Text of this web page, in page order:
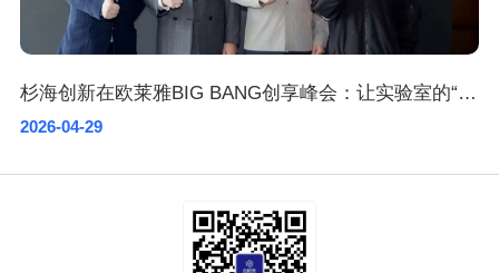
杉海创新在欧莱雅BIG BANG创享峰会：让实验室的“不可能”成为全球消费者的卓越产品
2026-04-29